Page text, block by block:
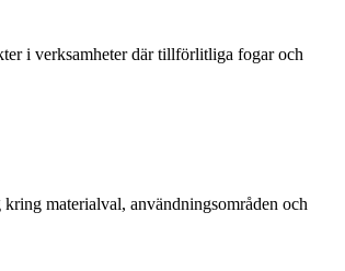
i verksamheter där tillförlitliga fogar och
materialval, användningsområden och